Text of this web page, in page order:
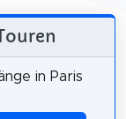
in Paris